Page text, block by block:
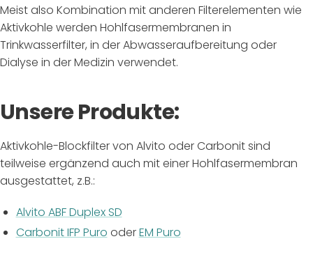
Meist also Kombination mit anderen Filterelementen wie
Aktivkohle werden Hohlfasermembranen in
Trinkwasserfilter, in der Abwasseraufbereitung oder
Dialyse in der Medizin verwendet.
Unsere Produkte:
Aktivkohle-Blockfilter von Alvito oder Carbonit sind
teilweise ergänzend auch mit einer Hohlfasermembran
ausgestattet, z.B.:
Alvito ABF Duplex SD
Carbonit IFP Puro oderEM Puro